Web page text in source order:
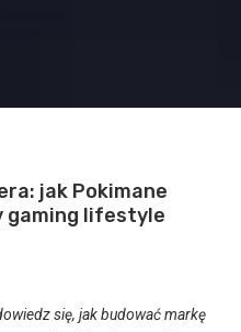
jak Pokimane
gaming lifestyle
się, jak budować markę